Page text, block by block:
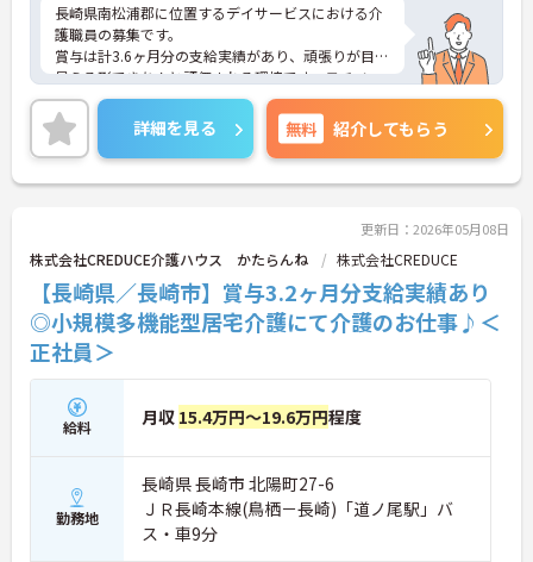
長崎県南松浦郡に位置するデイサービスにおける介
護職員の募集です。
賞与は計3.6ヶ月分の支給実績があり、頑張りが目に
見える形できちんと評価される環境です。モチベー
ションアップにつながります。
ご興味のある方には、面接対策ポイントなど、さら
に詳細をご案内しますのでお気軽にご相談くださ
い！
詳細を見る 無料 紹介してもらう
更新日：2026年05月08日
株式会社CREDUCE介護ハウス かたらんね 株式会社CREDUCE
【長崎県／長崎市】賞与3.2ヶ月分支給実績あり
◎小規模多機能型居宅介護にて介護のお仕事♪＜
正社員＞
給料 月収 15.4万円～19.6万円程度
勤務地
長崎県 長崎市 北陽町27-6
ＪＲ長崎本線(鳥栖－長崎)「道ノ尾駅」バ
ス・車9分